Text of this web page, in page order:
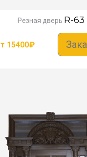
Резная дверь R-63
15400₽